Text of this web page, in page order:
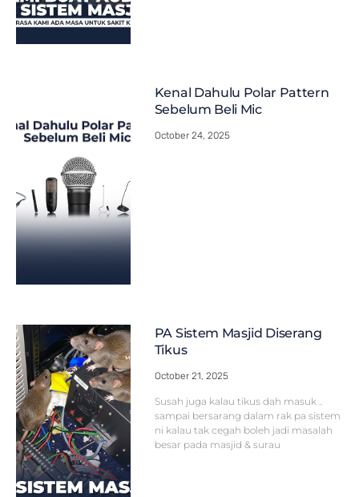
Kenal Dahulu Polar Pattern
Sebelum Beli Mic
October 24, 2025
PA Sistem Masjid Diserang
Tikus
October 21, 2025
Susah juga kalau tikus dah masuk ..
sampai bersarang dalam rak pa sistem
ni kalau tak cegah boleh jadi masalah
besar pada masjid & surau